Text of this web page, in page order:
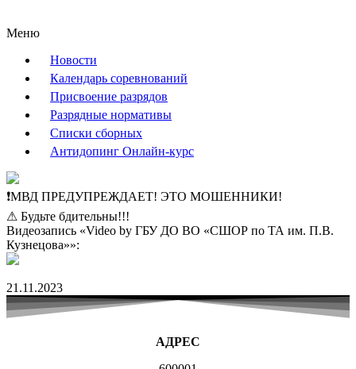
Меню
Новости
Календарь соревнований
Присвоение разрядов
Разрядные нормативы
Списки сборных
Антидопинг Онлайн-курс
❗МВД ПРЕДУПРЕЖДАЕТ! ЭТО МОШЕННИКИ!
⚠ Будьте бдительны!!!
Видеозапись «Video by ГБУ ДО ВО «СШОР по ТА им. П.В.
Кузнецова»»:
21.11.2023
АДРЕС